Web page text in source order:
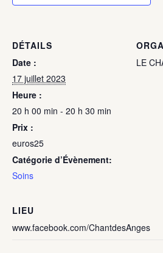
DÉTAILS
Date :
17 juillet 2023
Heure :
20 h 00 min - 20 h 30 min
Prix :
euros25
Catégorie d’Évènement:
Soins
LE
LIEU
www.facebook.com/ChantdesAnges